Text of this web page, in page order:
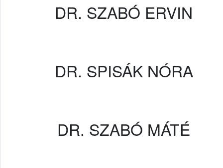
DR. SZABÓ ERVIN
DR. SPISÁK NÓRA
DR. SZABÓ MÁTÉ